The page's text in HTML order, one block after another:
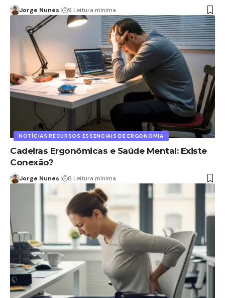
Jorge Nunes 9 Leitura mínima
NOTÍCIAS RECURSOS ESSENCIAIS DE ERGONOMIA
Cadeiras Ergonômicas e Saúde Mental: Existe
Conexão?
Jorge Nunes 8 Leitura mínima